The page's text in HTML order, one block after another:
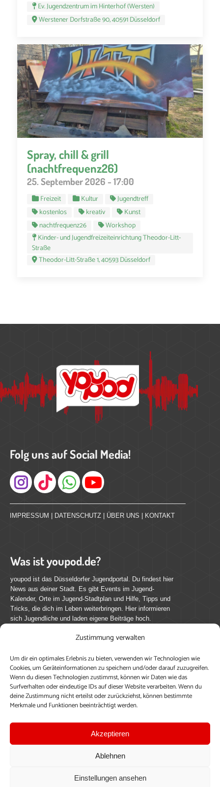
Zustimmung verwalten
Um dir ein optimales Erlebnis zu bieten, verwenden wir Technologien wie
Cookies, um Geräteinformationen zu speichern und/oder darauf zuzugreifen.
Wenn du diesen Technologien zustimmst, können wir Daten wie das
Surfverhalten oder eindeutige IDs auf dieser Website verarbeiten. Wenn du
deine Zustimmung nicht erteilst oder zurückziehst, können bestimmte
Merkmale und Funktionen beeinträchtigt werden.
Akzeptieren
Ablehnen
Einstellungen ansehen
Ev. Jugendzentrum im Hinterhof (Wersten)
Werstener Dorfstraße 90, 40591 Düsseldorf
Spray, chill & grill
(nachtfrequenz26)
25. September 2026 - 17:00
Freizeit Kultur
Jugendtreff
kostenlos
kreativ
Kunst
nachtfrequenz26
Workshop
Kinder- und Jugendfreizeiteinrichtung Theodor-Litt-
Straße
Theodor-Litt-Straße 1, 40593 Düsseldorf
Folg uns auf Social Media!
Instagram
IMPRESSUM DATENSCHUTZ ÜBER UNS KONTAKT
Was ist youpod.de?
youpod ist das Düsseldorfer Jugendportal. Du findest hier
News aus deiner Stadt. Es gibt Events im Jugend-
Kalender, Orte im Jugend-Stadtplan und Hilfe, Tipps und
Tricks, die dich im Leben weiterbringen. Hier informieren
sich Jugendliche und laden eigene Beiträge hoch.
Mach mit bei youpod.de!
youpod.de lebt von Menschen wie dir. Sammel
journalistische Erfahrung, teile deine Perspektive und
veröffentliche deine Beiträge auf youpod.de.Du musst
dich anmelden, um alle Funktionen nutzen zu können, ein
Profil anzulegen, eigene Beiträge hochzuladen und zu
Einloggen